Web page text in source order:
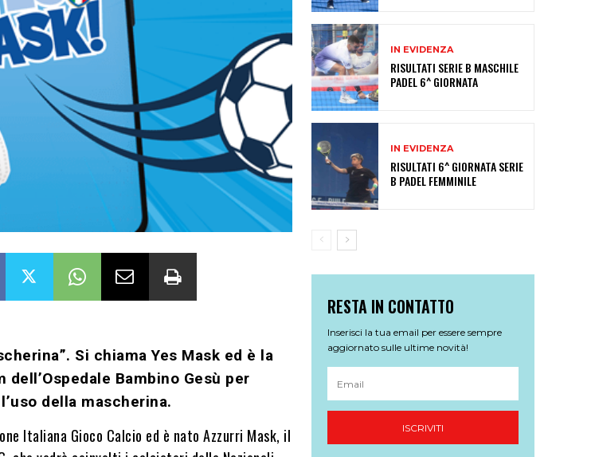
Si chiama Yes Mask ed è la
dell’Ospedale Bambino Gesù per
della mascherina.
Italiana Gioco Calcio ed è nato Azzurri Mask, il
IN EVIDENZA
RISULTATI SERIE B MASCHILE
PADEL 6^ GIORNATA
IN EVIDENZA
RISULTATI 6^ GIORNATA SERIE
B PADEL FEMMINILE
RESTA IN CONTATTO
Inserisci la tua email per essere sempre
aggiornato sulle ultime novità!
ISCRIVITI